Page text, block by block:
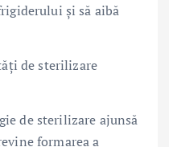
și să aibă
de sterilizare
de sterilizare ajunsă
formarea a